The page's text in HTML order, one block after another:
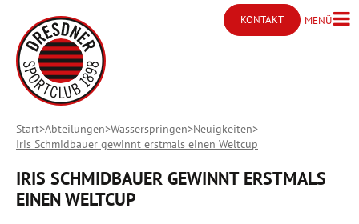
KONTAKT
Kontakt öffnen
MENÜMenü
Start Abteilungen Wasserspringen Neuigkeiten
Iris Schmidbauer gewinnt erstmals einen Weltcup
IRIS SCHMIDBAUER GEWINNT ERSTMALS
EINEN WELTCUP